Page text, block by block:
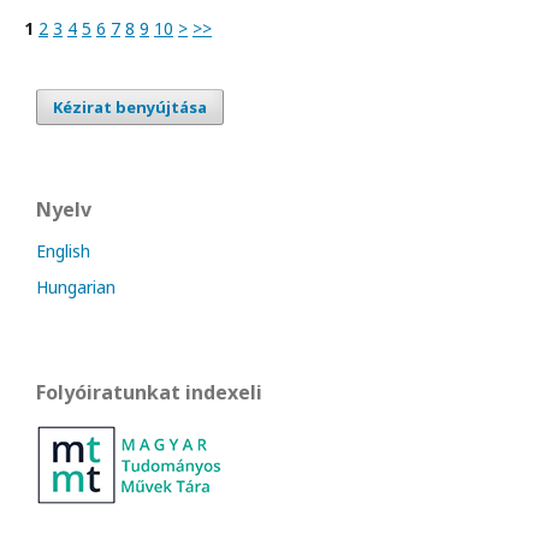
1 2 3 4 5 6 7 8 9 10 > >>
Kézirat benyújtása
Nyelv
English
Hungarian
Folyóiratunkat indexeli